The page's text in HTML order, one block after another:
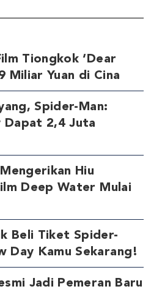
Tiongkok ‘Dear
Miliar Yuan di Cina
Spider-Man:
Dapat 2,4 Juta
Hiu
Deep Water Mulai
Beli Tiket Spider-
Day Kamu Sekarang!
Jadi Pemeran Baru